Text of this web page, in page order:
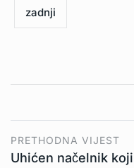
zadnji
PRETHODNA VIJEST
Uhićen načelnik koji